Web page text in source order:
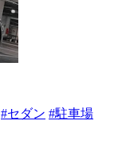
#セダン #駐車場